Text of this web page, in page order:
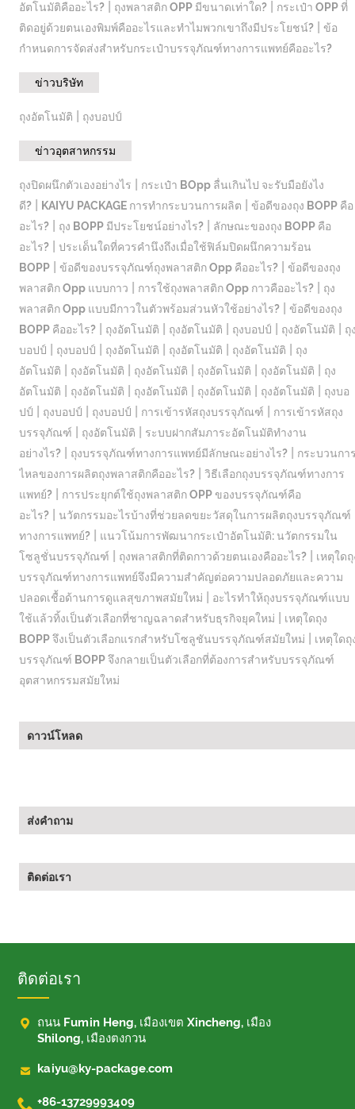
อัตโนมัติคืออะไร?| ถุงพลาสติก OPP มีขนาดเท่าใด?|
กระเป๋า OPP ที่
ติดอยู่ด้วยตนเองพิมพ์คืออะไรและทำไมพวกเขาถึงมีประโยชน์?| ข้อ
กำหนดการจัดส่งสำหรับกระเป๋าบรรจุภัณฑ์ทางการแพทย์คืออะไร?
ข่าวบริษัท
ถุงอัตโนมัติ ถุงบอปป์
ข่าวอุตสาหกรรม
ถุงปิดผนึกตัวเองอย่างไร
กระเป๋า BOpp ลื่นเกินไป จะรับมือยังไง
ดี?| KAIYU PACKAGE การทำกระบวนการผลิต
ข้อดีของถุง BOPP คือ
อะไร?| ถุง BOPP มีประโยชน์อย่างไร?|
ลักษณะของถุง BOPP คือ
อะไร?| ประเด็นใดที่ควรคำนึงถึงเมื่อใช้ฟิล์มปิดผนึกความร้อน
BOPP| ข้อดีของบรรจุภัณฑ์ถุงพลาสติก Opp คืออะไร?| ข้อดีของถุง
พลาสติก Opp แบบกาว
การใช้ถุงพลาสติก Opp กาวคืออะไร?|
ถุง
พลาสติก Opp แบบมีกาวในตัวพร้อมส่วนหัวใช้อย่างไร?| ข้อดีของถุง
BOPP คืออะไร?| ถุงอัตโนมัติ ถุงอัตโนมัติ ถุงบอปป์ ถุงอัตโนมัติ
ถุ
บอปป์
ถุงบอปป์ ถุงอัตโนมัติ ถุงอัตโนมัติ ถุงอัตโนมัติ
ถุง
อัตโนมัติ
ถุงอัตโนมัติ ถุงอัตโนมัติ ถุงอัตโนมัติ ถุงอัตโนมัติ
ถุง
อัตโนมัติ
ถุงอัตโนมัติ ถุงอัตโนมัติ ถุงอัตโนมัติ ถุงอัตโนมัติ
ถุงบอ
ปป์
ถุงบอปป์ ถุงบอปป์ การเข้ารหัสถุงบรรจุภัณฑ์
การเข้ารหัสถุง
บรรจุภัณฑ์
ถุงอัตโนมัติ
ระบบฝากสัมภาระอัตโนมัติทำงาน
อย่างไร?| ถุงบรรจุภัณฑ์ทางการแพทย์มีลักษณะอย่างไร?|
กระบวนกา
ไหลของการผลิตถุงพลาสติกคืออะไร?| วิธีเลือกถุงบรรจุภัณฑ์ทางการ
แพทย์?|
การประยุกต์ใช้ถุงพลาสติก OPP ของบรรจุภัณฑ์คือ
อะไร?|
นวัตกรรมอะไรบ้างที่ช่วยลดขยะวัสดุในการผลิตถุงบรรจุภัณฑ์
ทางการแพทย์?|
แนวโน้มการพัฒนากระเป๋าอัตโนมัติ: นวัตกรรมใน
โซลูชั่นบรรจุภัณฑ์
ถุงพลาสติกที่ติดกาวด้วยตนเองคืออะไร?|
เหตุใดถุ
บรรจุภัณฑ์ทางการแพทย์จึงมีความสำคัญต่อความปลอดภัยและความ
ปลอดเชื้อด้านการดูแลสุขภาพสมัยใหม่
อะไรทำให้ถุงบรรจุภัณฑ์แบบ
ใช้แล้วทิ้งเป็นตัวเลือกที่ชาญฉลาดสำหรับธุรกิจยุคใหม่
เหตุใดถุง
BOPP จึงเป็นตัวเลือกแรกสำหรับโซลูชันบรรจุภัณฑ์สมัยใหม่
เหตุใดถุ
บรรจุภัณฑ์ BOPP จึงกลายเป็นตัวเลือกที่ต้องการสำหรับบรรจุภัณฑ์
อุตสาหกรรมสมัยใหม่
ดาวน์โหลด
ส่งคำถาม
ติดต่อเรา
ติดต่อเรา

ถนน Fumin Heng, เมืองเขต Xincheng, เมือง
Shilong, เมืองตงกวน
 kaiyu@ky-package.com
 +86-13729993409